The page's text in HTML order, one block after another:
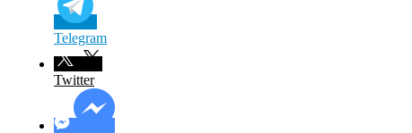
Telegram
Twitter